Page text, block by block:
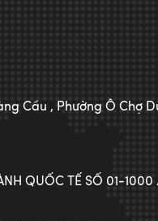
Cầu , Phường Ô Chợ
QUỐC TẾ SỐ 01-